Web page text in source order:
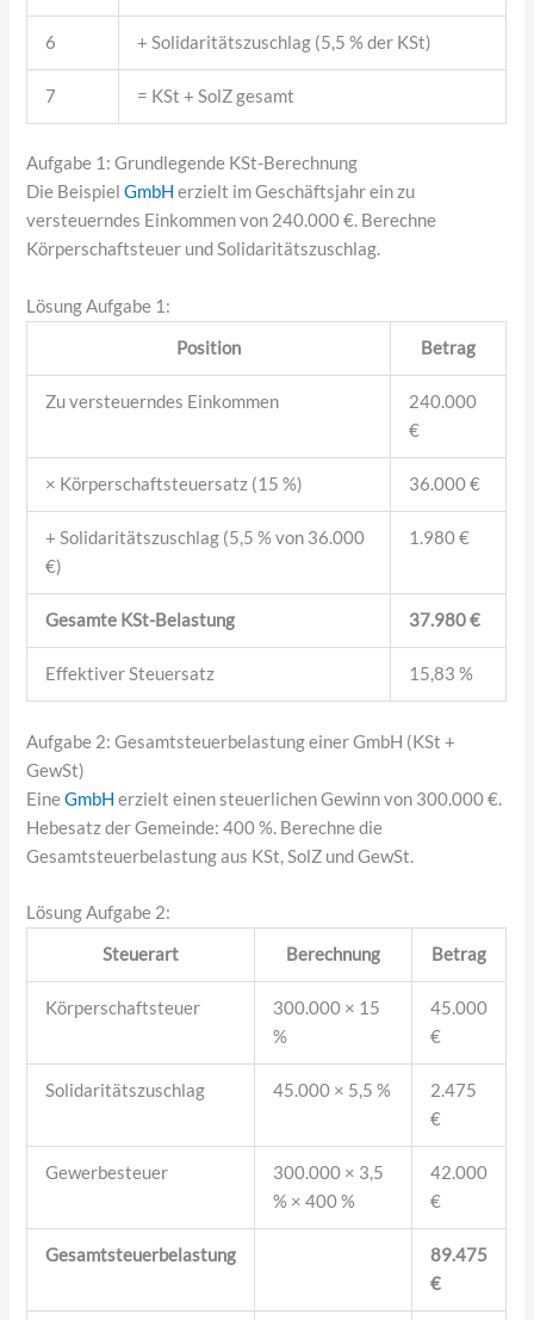
6 + Solidaritätszuschlag (5,5 % der KSt)
7 = KSt + SolZ gesamt
Aufgabe 1: Grundlegende KSt-Berechnung
Die BeispielGmbH erzielt im Geschäftsjahr ein zu
versteuerndes Einkommen von 240.000 €. Berechne
Körperschaftsteuer und Solidaritätszuschlag.
Lösung Aufgabe 1:
Position Betrag
Zu versteuerndes Einkommen
240.000
€
× Körperschaftsteuersatz (15 %) 36.000 €
+ Solidaritätszuschlag (5,5 % von 36.000
€)
1.980 €
Gesamte KSt-Belastung 37.980 €
Effektiver Steuersatz 15,83 %
Aufgabe 2: Gesamtsteuerbelastung einer GmbH (KSt +
GewSt)
EineGmbH erzielt einen steuerlichen Gewinn von 300.000 €.
Hebesatz der Gemeinde: 400 %. Berechne die
Gesamtsteuerbelastung aus KSt, SolZ und GewSt.
Lösung Aufgabe 2:
Steuerart Berechnung Betrag
Körperschaftsteuer
300.000 × 15
%
45.000
€
Solidaritätszuschlag 45.000 × 5,5 %
2.475
€
Gewerbesteuer
300.000 × 3,5
% × 400 %
42.000
€
Gesamtsteuerbelastung
89.475
€